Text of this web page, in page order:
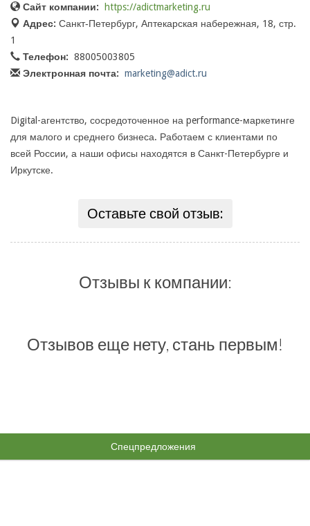
Сайт компании:
https://adictmarketing.ru
Адрес: Санкт‑Петербург, Аптекарская набережная, 18, стр.
1
Телефон: 88005003805
Электронная почта: marketing@adict.ru
Digital-агентство, сосредоточенное на performance-маркетинге
для малого и среднего бизнеса. Работаем с клиентами по
всей России, а наши офисы находятся в Санкт-Петербурге и
Иркутске.
Оставьте свой отзыв:
Отзывы к компании:
Отзывов еще нету, стань первым!
Спецпредложения